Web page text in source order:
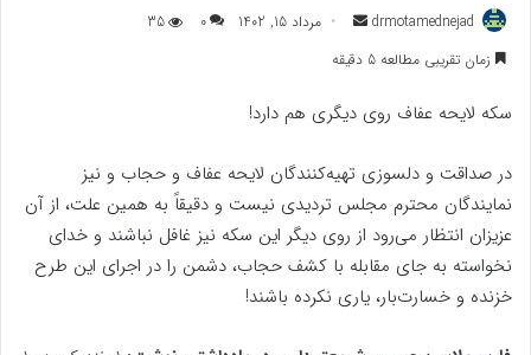
drmotamednejad
ارسال
به
مرداد 15, 1402 0
35
زمان تقریبی مطالعه 5 دقیقه
سکه لایحه عفاف روی دیگری هم دارد!
در صداقت و دلسوزی تهیه‌کنندگان لایحه عفاف و حجاب و نیز
نمایندگان محترم مجلس تردیدی نیست و دقیقاً به همین علت، از آن
عزیزان انتظار می‌رود از روی دیگر این سکه نیز غافل نباشند و خدای
نخواسته به جای مقابله با کشف حجاب، دشمن را در اجرای این طرح
خزنده و خسارت‌بار، یاری نکرده باشند!